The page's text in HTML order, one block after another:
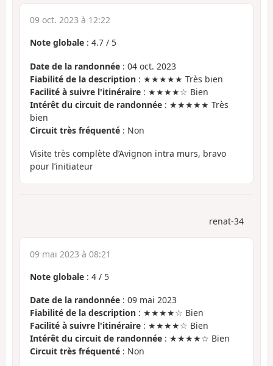
09 oct. 2023 à 12:22
Note globale : 4.7 / 5
Date de la randonnée : 04 oct. 2023
Fiabilité de la description : ★★★★★ Très bien
Facilité à suivre l'itinéraire : ★★★★☆ Bien
Intérêt du circuit de randonnée : ★★★★★ Très
bien
Circuit très fréquenté : Non
Visite très complète d’Avignon intra murs, bravo
pour l’initiateur
renat-34
09 mai 2023 à 08:21
Note globale : 4 / 5
Date de la randonnée : 09 mai 2023
Fiabilité de la description : ★★★★☆ Bien
Facilité à suivre l'itinéraire : ★★★★☆ Bien
Intérêt du circuit de randonnée : ★★★★☆ Bien
Circuit très fréquenté : Non